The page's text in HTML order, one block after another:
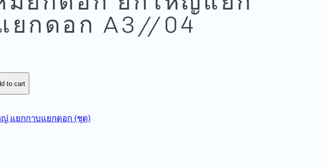
ยกดอก A3//04
to cart
แยกกาบแยกดอก (ชุด)